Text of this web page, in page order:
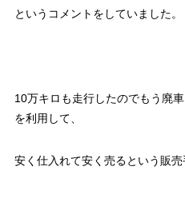
というコメントをしていました。
10万キロも走行したのでもう廃
を利用して、
安く仕入れて安く売るという販売